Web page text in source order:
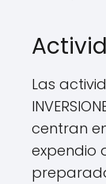
Las
centran
expendio